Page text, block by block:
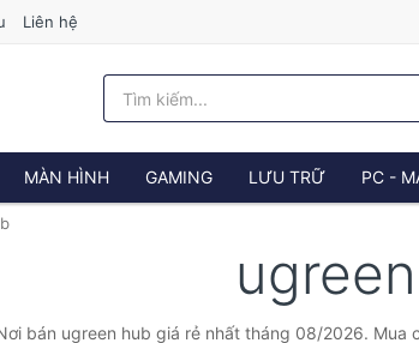
Liên hệ
MÀN HÌNH GAMING LƯU TRỮ PC -
bán ugreen hub giá rẻ nhất tháng 08/2026. Mua